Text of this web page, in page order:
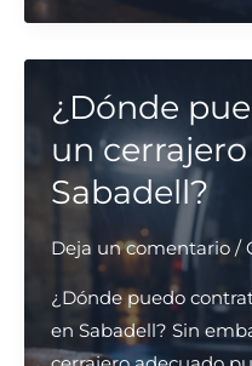
en
Barcelona
ofrecen
apertura
de
puertas
24
horas?
¿Dónde
un
Sabadell?
Deja un comentario /
¿Dónde puedo
en Sabadell? Sin